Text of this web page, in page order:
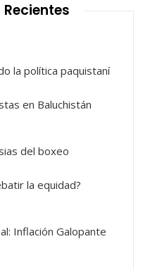
la política paquistaní
en Baluchistán
del boxeo
la equidad?
Inflación Galopante